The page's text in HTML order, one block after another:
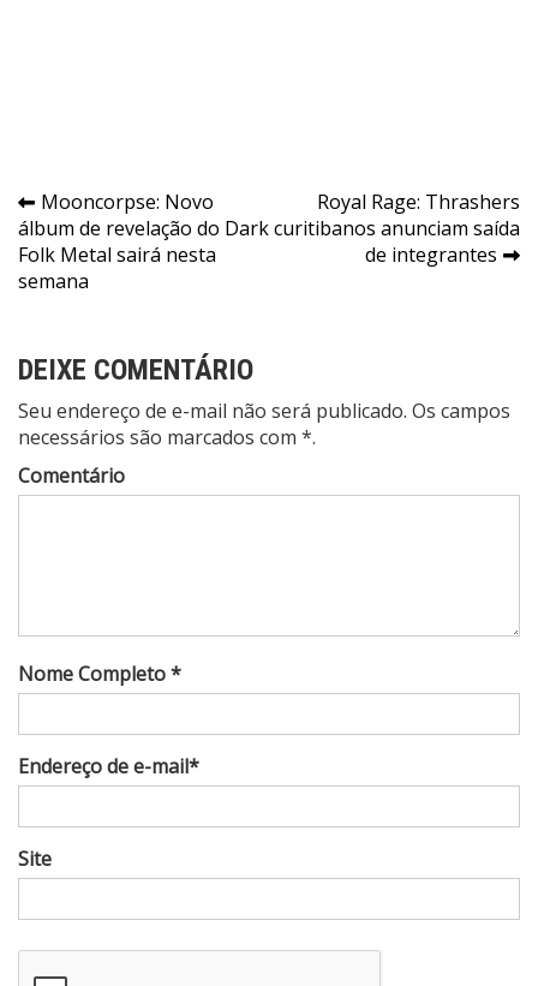
Navegação
de
Post
Mooncorpse: Novo
álbum de revelação do Dark
Folk Metal sairá nesta
semana
Royal Rage: Thrashers
curitibanos anunciam saída
de integrantes
DEIXE COMENTÁRIO
Seu endereço de e-mail não será publicado. Os campos
necessários são marcados com *.
Comentário
Nome Completo *
Endereço de e-mail*
Site